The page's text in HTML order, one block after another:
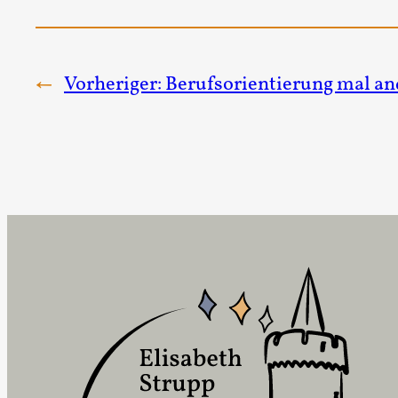
← Vorheriger:Berufsorientierung mal